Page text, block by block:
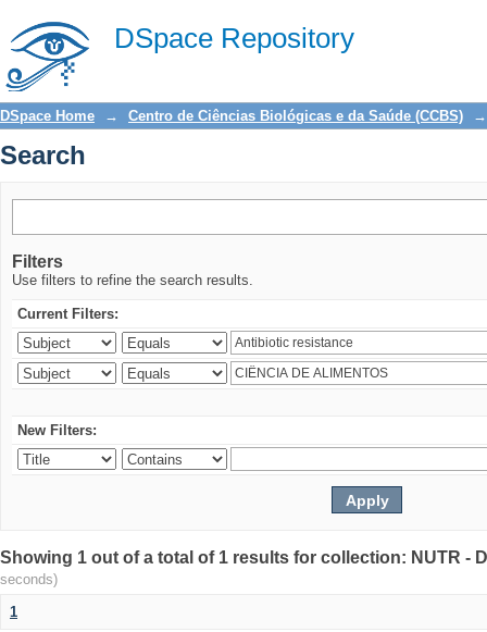
DSpace Repository
Search
DSpace Home → Centro de Ciências Biológicas e da Saúde (CCBS) →
Search
Filters
Use filters to refine the search results.
Current Filters:
New Filters:
Showing 1 out of a total of 1 results for collection: NUTR -
seconds)
1